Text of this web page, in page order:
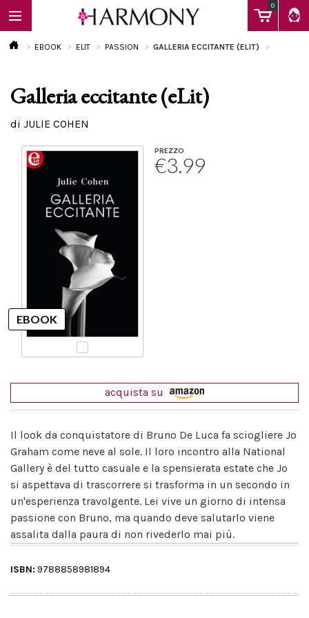
0
EBOOK
EBOOK ELIT PASSION GALLERIA ECCITANTE (ELIT)
Galleria eccitante (eLit)
di JULIE COHEN
PREZZO
€3.99
acquista su
Il look da conquistatore di Bruno De Luca fa sciogliere Jo
Graham come neve al sole. Il loro incontro alla National
Gallery è del tutto casuale e la spensierata estate che Jo
si aspettava di trascorrere si trasforma in un secondo in
un'esperienza travolgente. Lei vive un giorno di intensa
passione con Bruno, ma quando deve salutarlo viene
assalita dalla paura di non rivederlo mai più.
ISBN: 9788858981894